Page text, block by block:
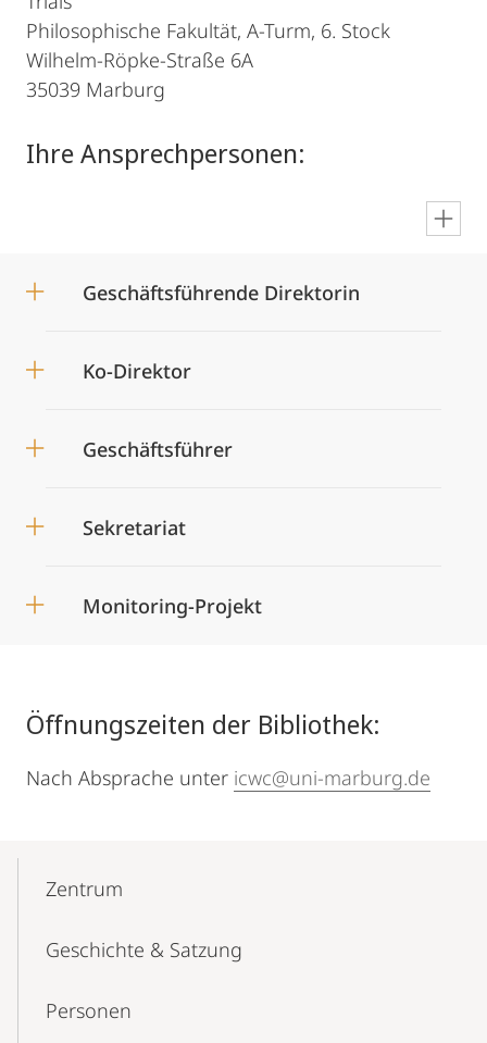
Philosophische Fakultät, A-Turm, 6. Stock
Wilhelm-Röpke-Straße 6A
35039 Marburg
Ihre Ansprechpersonen:
Geschäftsführende Direktorin
Ko-Direktor
Geschäftsführer
Sekretariat
Monitoring-Projekt
Öffnungszeiten der Bibliothek:
Nach Absprache unter icwc@uni-marburg.de
NavigationZentrum
Geschichte & Satzung
Personen